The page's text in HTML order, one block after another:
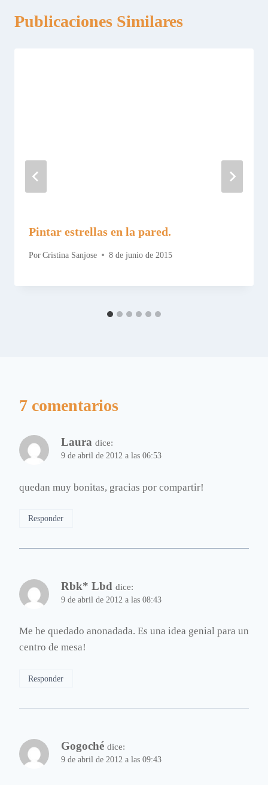
Publicaciones Similares
Pintar estrellas en la pared.
Por Cristina Sanjose 8 de junio de 2015
7 comentarios
Laura dice:
9 de abril de 2012 a las 06:53
quedan muy bonitas, gracias por compartir!
Responder
Rbk* Lbd dice:
9 de abril de 2012 a las 08:43
Me he quedado anonadada. Es una idea genial para un
centro de mesa!
Responder
Gogoché dice:
9 de abril de 2012 a las 09:43